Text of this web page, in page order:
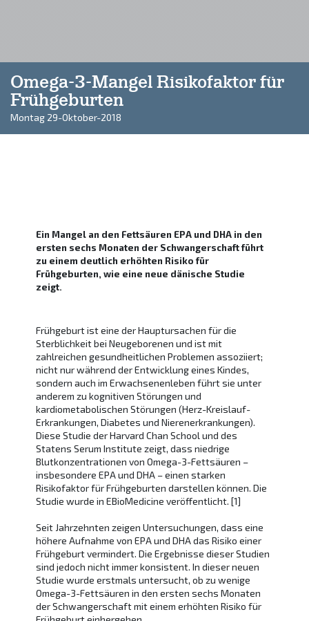
Omega-3-Mangel Risikofaktor für
Frühgeburten
Montag 29-Oktober-2018
Ein Mangel an den Fettsäuren EPA und DHA in den
ersten sechs Monaten der Schwangerschaft führt
zu einem deutlich erhöhten Risiko für
Frühgeburten, wie eine neue dänische Studie
zeigt.
Frühgeburt ist eine der Hauptursachen für die
Sterblichkeit bei Neugeborenen und ist mit
zahlreichen gesundheitlichen Problemen assoziiert;
nicht nur während der Entwicklung eines Kindes,
sondern auch im Erwachsenenleben führt sie unter
anderem zu kognitiven Störungen und
kardiometabolischen Störungen (Herz-Kreislauf-
Erkrankungen, Diabetes und Nierenerkrankungen).
Diese Studie der Harvard Chan School und des
Statens Serum Institute zeigt, dass niedrige
Blutkonzentrationen von Omega-3-Fettsäuren –
insbesondere EPA und DHA – einen starken
Risikofaktor für Frühgeburten darstellen können. Die
Studie wurde in EBioMedicine veröffentlicht. [1]
Seit Jahrzehnten zeigen Untersuchungen, dass eine
höhere Aufnahme von EPA und DHA das Risiko einer
Frühgeburt vermindert. Die Ergebnisse dieser Studien
sind jedoch nicht immer konsistent. In dieser neuen
Studie wurde erstmals untersucht, ob zu wenige
Omega-3-Fettsäuren in den ersten sechs Monaten
der Schwangerschaft mit einem erhöhten Risiko für